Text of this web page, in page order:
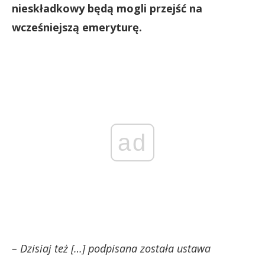
nieskładkowy będą mogli przejść na
wcześniejszą emeryturę.
ad
– Dzisiaj też […] podpisana została ustawa